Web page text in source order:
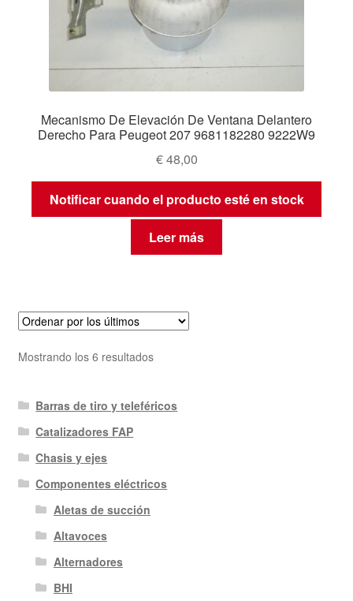
Mecanismo De Elevación De Ventana Delantero
Derecho Para Peugeot 207 9681182280 9222W9
€48,00
Notificar cuando el producto esté en stock
Leer más
Mostrando los 6 resultadosOrdenado
últimos
Barras de tiro y teleféricos
Catalizadores FAP
Chasis y ejes
Componentes eléctricos
Aletas de succión
Altavoces
Alternadores
BHI